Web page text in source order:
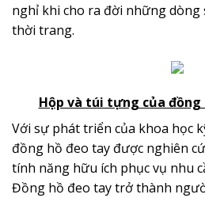
nghỉ khi cho ra đời những dòng
thời trang.
Hộp và túi tựng của
Với sự phát triển của khoa học
đồng hồ đeo tay được nghiên
tính năng hữu ích phục vụ nhu
Đồng hồ đeo tay trở thành